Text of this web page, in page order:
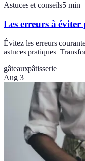
Astuces et conseils5 min
Les erreurs à éviter
Évitez les erreurs
astuces pratiques.
gâteauxpâtisserie
Aug 3